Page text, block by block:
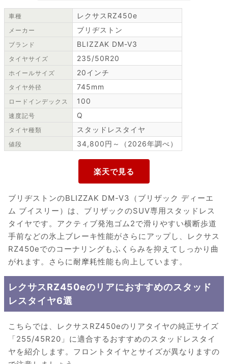
車種 レクサスRZ450e
メーカー ブリヂストン
ブランド BLIZZAK DM-V3
タイヤサイズ 235/50R20
ホイールサイズ 20インチ
タイヤ外径 745mm
ロードインデックス 100
速度記号 Q
タイヤ種類 スタッドレスタイヤ
値段 34,800円～（2026年調べ）
ブリヂストンのBLIZZAK DM-V3（ブリザック ディーエ
ム ブイスリー）は、ブリザックのSUV専用スタッドレス
タイヤです。アクティブ発泡ゴム2で滑りやすい横断歩道
手前などの氷上ブレーキ性能がさらにアップし、レクサス
RZ450eでのコーナリングもふくらみを抑えてしっかり曲
がれます。さらに耐摩耗性能も向上しています。
レクサスRZ450eのリアにおすすめのスタッド
レスタイヤ6選
こちらでは、レクサスRZ450eのリアタイヤの純正サイズ
「255/45R20」に適合するおすすめのスタッドレスタイ
ヤを紹介します。フロントタイヤとサイズが異なりますの